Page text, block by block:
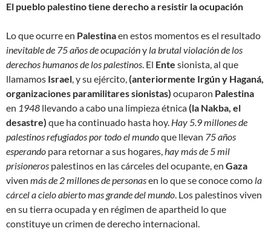
El pueblo palestino tiene derecho a resistir la ocupación
Lo que ocurre en Palestinaen estos momentos es el resultado
inevitable de 75 años de ocupacióny la brutal violación de los
derechos humanos de los palestinos. El Ente sionista, al que
llamamos Israel, y su ejército,(anteriormente Irgún y Haganá,
organizaciones paramilitares sionistas) ocuparon Palestina
en 1948 llevando a cabo una limpieza étnica(la Nakba, el
desastre) que ha continuado hasta hoy. Hay 5.9 millones de
palestinos refugiados por todo el mundoque llevan 75 años
esperando para retornar a sus hogares,hay más de 5 mil
prisioneros palestinos en las cárceles del ocupante, en Gaza
viven más de 2 millones de personasen lo que se conoce como la
cárcel a cielo abierto mas grande del mundo. Los palestinos viven
en su tierra ocupada y en régimen de apartheid lo que
constituye un crimen de derecho internacional.